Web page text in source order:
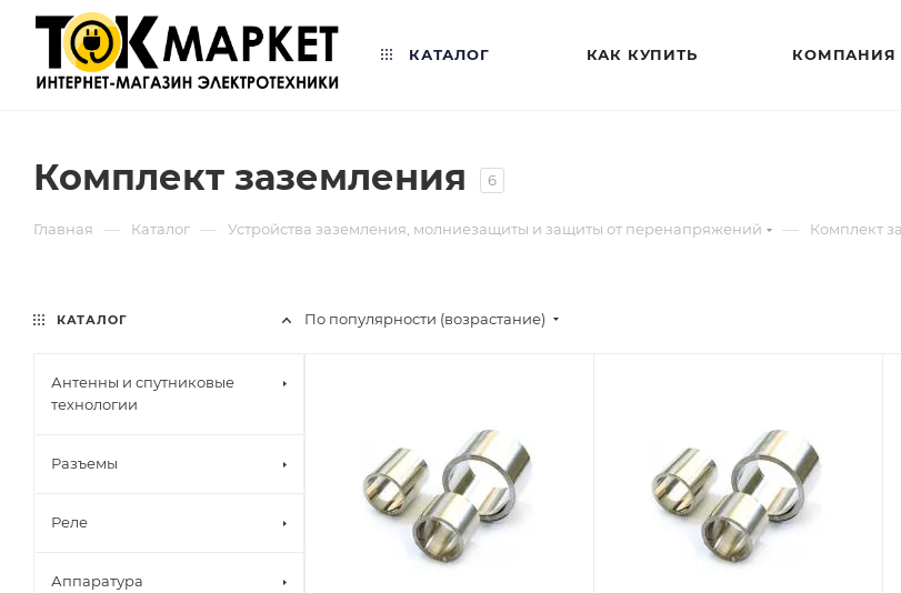
КАТАЛОГ КАК КУПИТЬ КОМПАНИЯ
Комплект заземления 6
Главная — Каталог — Устройства заземления, молниезащиты и защиты от перенапряжений — Комплект
По популярности (возрастание)
КАТАЛОГ
Антенны и спутниковые
технологии
Разъемы
Реле
Аппаратура